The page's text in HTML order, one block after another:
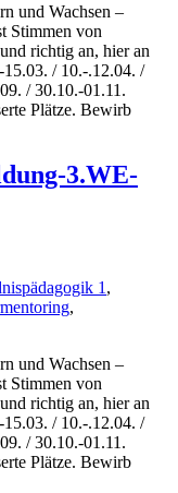
und Wachsen –
Stimmen von
richtig an, hier an
15.03. / 10.-.12.04. /
/ 30.10.-01.11.
Plätze. Bewirb
3.WE-
1 ,
,
und Wachsen –
Stimmen von
richtig an, hier an
15.03. / 10.-.12.04. /
/ 30.10.-01.11.
Plätze. Bewirb